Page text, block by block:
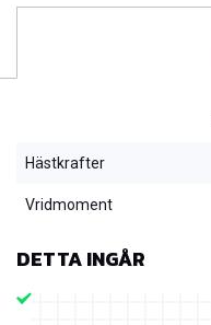
Hästkrafter
Vridmoment
DETTA INGÅR